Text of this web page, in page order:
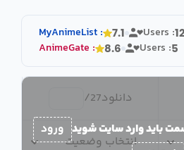
MyAnimeList : 7.1 Users :
AnimeGate : 8.6 Users :5
دانلود27
/
انتخاب وضعیت
باید وارد سایت شوید ورود